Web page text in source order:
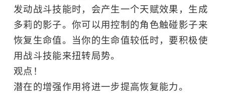
发动战斗技能时，会产生一个天赋效果，生成
多莉的影子。你可以用控制的角色触碰影子来
恢复生命值。当你的生命值较低时，要积极使
用战斗技能来扭转局势。
观点！
潜在的增强作用将进一步提高恢复能力。